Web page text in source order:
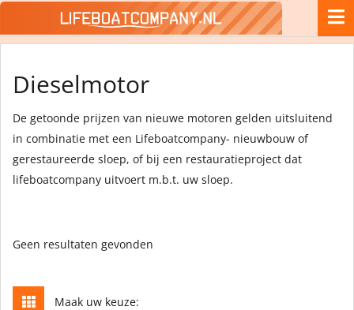
Dieselmotor
De getoonde prijzen van nieuwe motoren gelden uitsluitend
in combinatie met een Lifeboatcompany- nieuwbouw of
gerestaureerde sloep, of bij een restauratieproject dat
lifeboatcompany uitvoert m.b.t. uw sloep.
Geen resultaten gevonden
Maak uw keuze: